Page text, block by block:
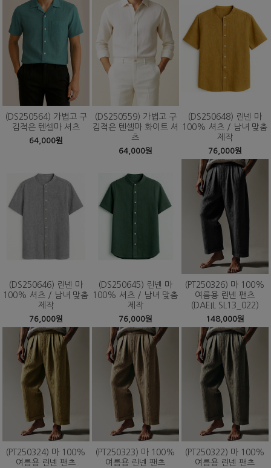
(DS250564) 가볍고 구
김적은 텐셀마 셔츠
64,000원
(DS250559) 가볍고 구
김적은 텐셀마 화이트 셔
츠
64,000원
(DS250648) 린넨 마
100% 셔츠 / 남녀 맞춤
제작
76,000원
(DS250646) 린넨 마
100% 셔츠 / 남녀 맞춤
제작
76,000원
(DS250645) 린넨 마
100% 셔츠 / 남녀 맞춤
제작
76,000원
(PT250326) 마 100%
여름용 린넨 팬츠
(DAEIL SL13_022)
148,000원
(PT250324) 마 100%
여름용 린넨 팬츠
(PT250323) 마 100%
여름용 린넨 팬츠
(PT250322) 마 100%
여름용 린넨 팬츠